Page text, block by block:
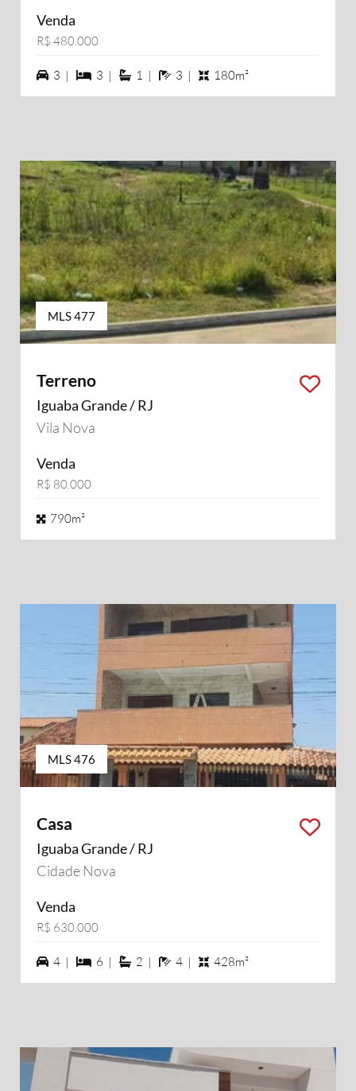
Venda
R$ 480.000
3 vagas na garagem
3 | 3 dormiórios
3 | 1 suítes
1 | 3 banheiros
3 | 180m²
MLS 477
Terreno
Iguaba Grande / RJ
Vila Nova
Venda
R$ 80.000
790m²
MLS 476
Casa
Iguaba Grande / RJ
Cidade Nova
Venda
R$ 630.000
4 vagas na garagem
4 | 6 dormiórios
6 | 2 suítes
2 | 4 banheiros
4 | 428m²